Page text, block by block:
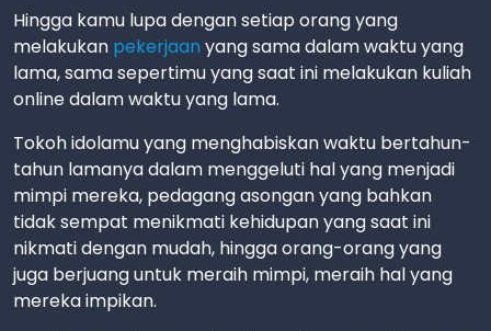
Hingga kamu lupa dengan setiap orang yang
melakukan pekerjaan yang sama dalam waktu yang
lama, sama sepertimu yang saat ini melakukan kuliah
online dalam waktu yang lama.
Tokoh idolamu yang menghabiskan waktu bertahun-
tahun lamanya dalam menggeluti hal yang menjadi
mimpi mereka, pedagang asongan yang bahkan
tidak sempat menikmati kehidupan yang saat ini
nikmati dengan mudah, hingga orang-orang yang
juga berjuang untuk meraih mimpi, meraih hal yang
mereka impikan.